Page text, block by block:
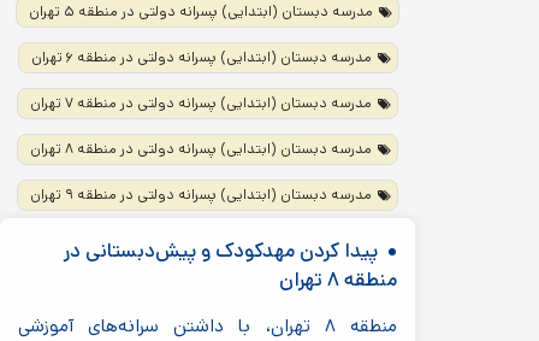
مدرسه دبستان (ابتدایی) پسرانه دولتی در منطقه ۵ تهران
مدرسه دبستان (ابتدایی) پسرانه دولتی در منطقه ۶ تهران
مدرسه دبستان (ابتدایی) پسرانه دولتی در منطقه ۷ تهران
مدرسه دبستان (ابتدایی) پسرانه دولتی در منطقه ۸ تهران
مدرسه دبستان (ابتدایی) پسرانه دولتی در منطقه ۹ تهران
پیدا کردن مهدکودک و پیش‌دبستانی در
منطقه ۸ تهران
منطقه ۸ تهران، با داشتن سرانه‌های آموزشی